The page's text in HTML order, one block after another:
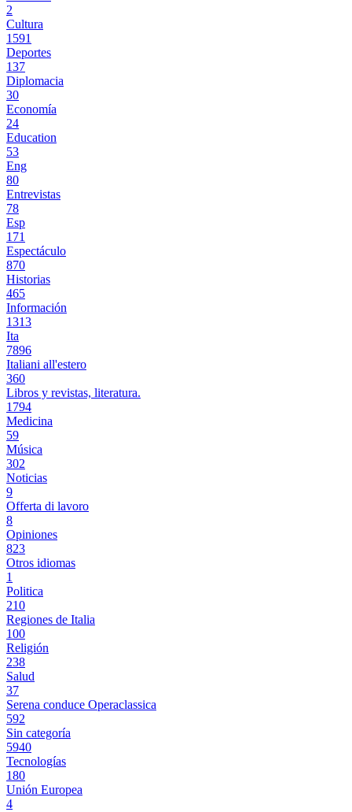
2
Cultura
1591
Deportes
137
Diplomacia
30
Economía
24
Education
53
Eng
80
Entrevistas
78
Esp
171
Espectáculo
870
Historias
465
Información
1313
Ita
7896
Italiani all'estero
360
Libros y revistas, literatura.
1794
Medicina
59
Música
302
Noticias
9
Offerta di lavoro
8
Opiniones
823
Otros idiomas
1
Politica
210
Regiones de Italia
100
Religión
238
Salud
37
Serena conduce Operaclassica
592
Sin categoría
5940
Tecnologías
180
Unión Europea
4